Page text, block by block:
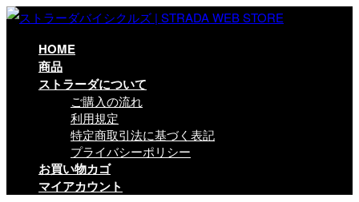
コ
ナ
HOME
商品
ストラーダについて
ご購入の流れ
利用規定
特定商取引法に基づく表記
プライバシーポリシー
お買い物カゴ
マイアカウント